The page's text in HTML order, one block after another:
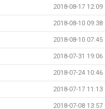
2018-08-17 12:09
2018-08-10 09:38
2018-08-10 07:45
2018-07-31 19:06
2018-07-24 10:46
2018-07-17 11:13
2018-07-08 13:57